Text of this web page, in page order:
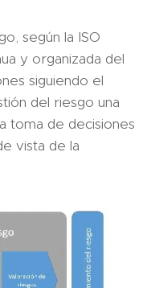
según la ISO
y organizada del
siguiendo el
del riesgo una
toma de decisiones
vista de la